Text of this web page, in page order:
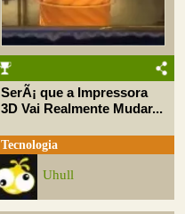
SerÃ¡ que a Impressora
3D Vai Realmente Mudar...
Tecnologia
Uhull